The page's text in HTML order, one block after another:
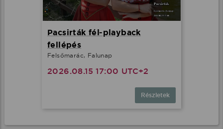
Pacsirták fél-playback
fellépés
Felsőmarác, Falunap
2026.08.15 17:00 UTC+2
Részletek